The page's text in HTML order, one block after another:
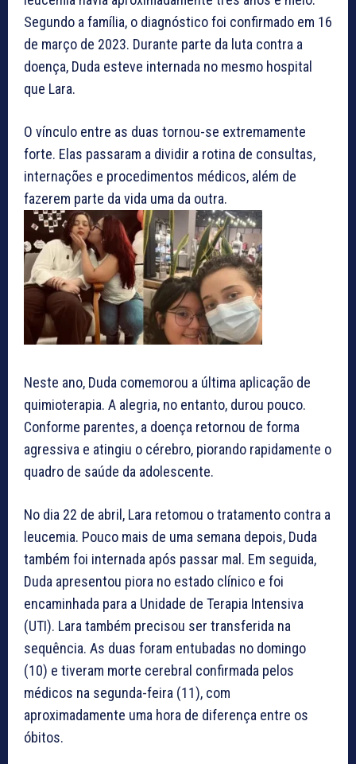
Segundo a família, o diagnóstico foi confirmado em 16
de março de 2023. Durante parte da luta contra a
doença, Duda esteve internada no mesmo hospital
que Lara.
O vínculo entre as duas tornou-se extremamente
forte. Elas passaram a dividir a rotina de consultas,
internações e procedimentos médicos, além de
fazerem parte da vida uma da outra.
Neste ano, Duda comemorou a última aplicação de
quimioterapia. A alegria, no entanto, durou pouco.
Conforme parentes, a doença retornou de forma
agressiva e atingiu o cérebro, piorando rapidamente o
quadro de saúde da adolescente.
No dia 22 de abril, Lara retomou o tratamento contra a
leucemia. Pouco mais de uma semana depois, Duda
também foi internada após passar mal. Em seguida,
Duda apresentou piora no estado clínico e foi
encaminhada para a Unidade de Terapia Intensiva
(UTI). Lara também precisou ser transferida na
sequência. As duas foram entubadas no domingo
(10) e tiveram morte cerebral confirmada pelos
médicos na segunda-feira (11), com
aproximadamente uma hora de diferença entre os
óbitos.